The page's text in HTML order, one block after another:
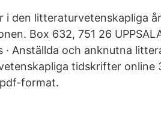
i den litteraturvetenskapliga
Box 632, 751 26
· Anställda och anknutna
tidskrifter online
format.